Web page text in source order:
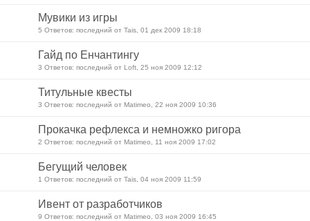
Мувики из игры
5 Ответов: последний от Tais, 01 дек 2009 18:18
Гайд по Енчантингу
3 Ответов: последний от Loft, 25 ноя 2009 12:12
Титульные квесты
3 Ответов: последний от Matimeo, 22 ноя 2009 10:36
Прокачка рефлекса и немножко ригора
2 Ответов: последний от Matimeo, 11 ноя 2009 17:02
Бегущий человек
1 Ответов: последний от Tais, 04 ноя 2009 11:59
Ивент от разработчиков
9 Ответов: последний от Matimeo, 03 ноя 2009 16:45